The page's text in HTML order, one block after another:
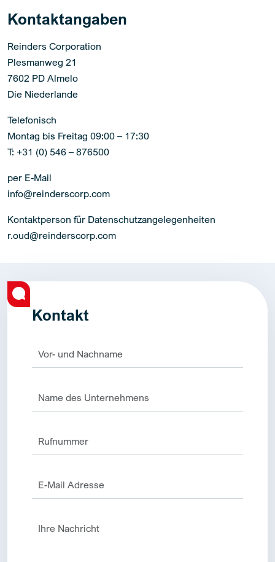
Kontaktangaben
Reinders Corporation
Plesmanweg 21
7602 PD Almelo
Die Niederlande
Telefonisch
Montag bis Freitag 09:00 – 17:30
T: +31 (0) 546 – 876500
per E-Mail
info@reinderscorp.com
Kontaktperson für Datenschutzangelegenheiten
r.oud@reinderscorp.com
Kontakt